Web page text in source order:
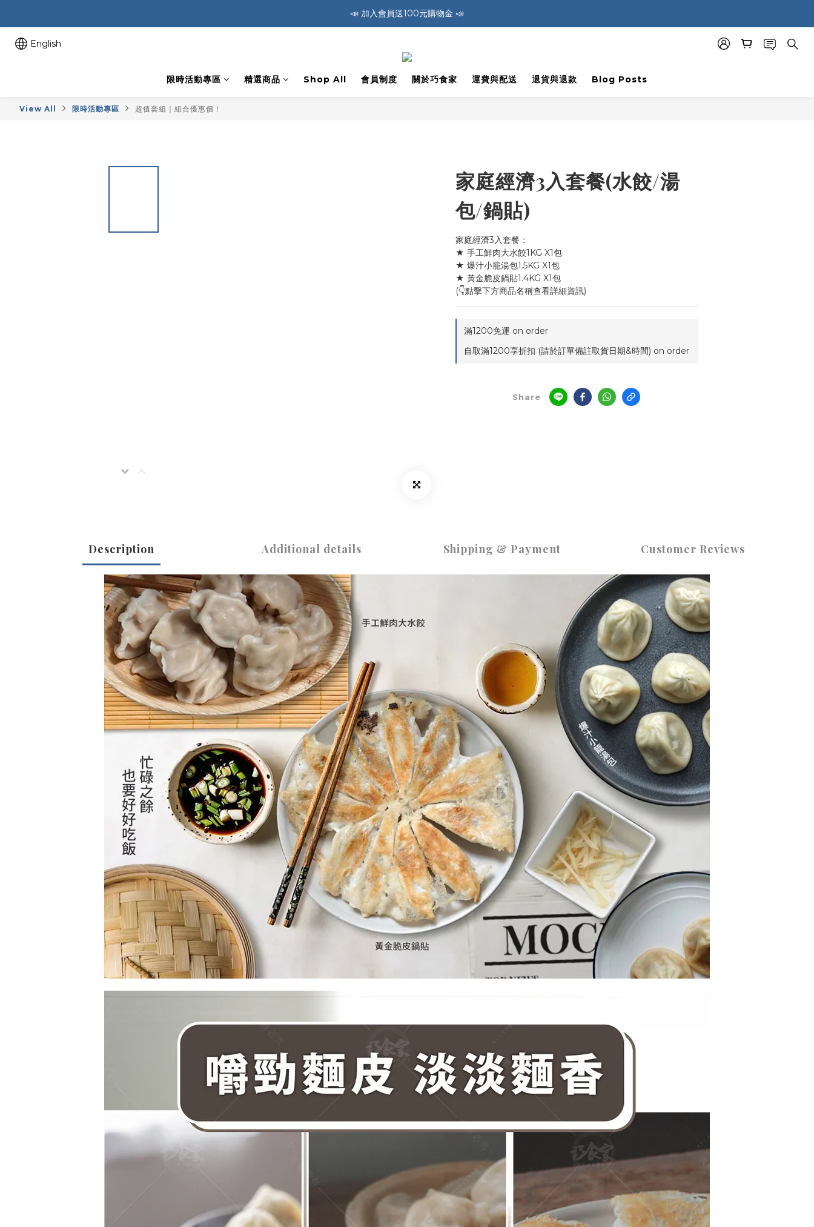
🚛 全館消費滿1200免運費 🚛
🚛 全館消費滿1200免運費 🚛
English
限時活動專區 精選商品 Shop All 會員制度 關於巧食家 運費與配送 退貨與退款 Blog Posts
View All 限時活動專區 超值套組｜組合優惠價！
家庭經濟3入套餐(水餃/湯
包/鍋貼)
家庭經濟3入套餐：
★ 手工鮮肉大水餃1KG X1包
★ 爆汁小籠湯包1.5KG X1包
★ 黃金脆皮鍋貼1.4KG X1包
(👇點擊下方商品名稱查看詳細資訊)
滿1200免運 on order
自取滿1200享折扣 (請於訂單備註取貨日期&時間) on order
Share
Description Additional details Shipping & Payment Customer Reviews